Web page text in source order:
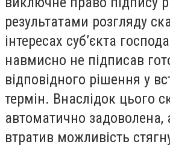
результатами розгляду
інтересах суб’єкта
навмисно не підписав
відповідного рішення у
термін. Внаслідок цього
автоматично
втратив можливість